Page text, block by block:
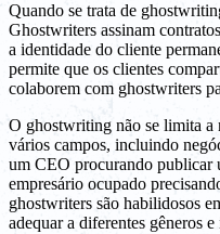
Quando se trata de
Ghostwriters assinam
a identidade do cliente
permite que os clientes
colaborem com ghostwriters
O ghostwriting não se limita a
vários campos, incluindo
um CEO procurando publicar
empresário ocupado
ghostwriters são habilidosos
adequar a diferentes gêneros e